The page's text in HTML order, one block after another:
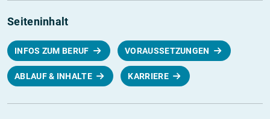
Seiteninhalt
INFOS ZUM BERUF VORAUSSETZUNGEN
ABLAUF & INHALTE KARRIERE